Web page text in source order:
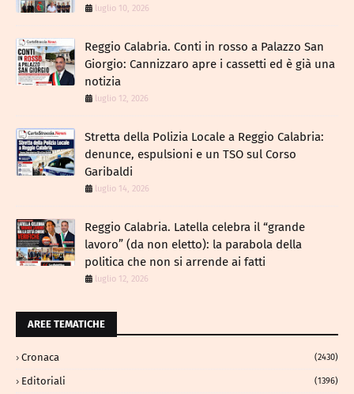
luglio 10, 2026
Reggio Calabria. Conti in rosso a Palazzo San
Giorgio: Cannizzaro apre i cassetti ed è già una
notizia
luglio 12, 2026
​Stretta della Polizia Locale a Reggio Calabria:
denunce, espulsioni e un TSO sul Corso
Garibaldi
luglio 14, 2026
Reggio Calabria. Latella celebra il “grande
lavoro” (da non eletto): la parabola della
politica che non si arrende ai fatti
luglio 12, 2026
AREE TEMATICHE
Cronaca (2430)
Editoriali (1396)